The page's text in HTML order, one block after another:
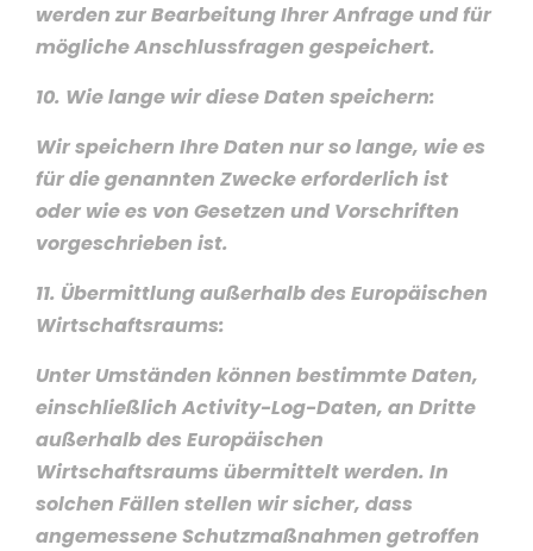
werden zur Bearbeitung Ihrer Anfrage und für
mögliche Anschlussfragen gespeichert.
10. Wie lange wir diese Daten speichern:
Wir speichern Ihre Daten nur so lange, wie es
für die genannten Zwecke erforderlich ist
oder wie es von Gesetzen und Vorschriften
vorgeschrieben ist.
11. Übermittlung außerhalb des Europäischen
Wirtschaftsraums:
Unter Umständen können bestimmte Daten,
einschließlich Activity-Log-Daten, an Dritte
außerhalb des Europäischen
Wirtschaftsraums übermittelt werden. In
solchen Fällen stellen wir sicher, dass
angemessene Schutzmaßnahmen getroffen